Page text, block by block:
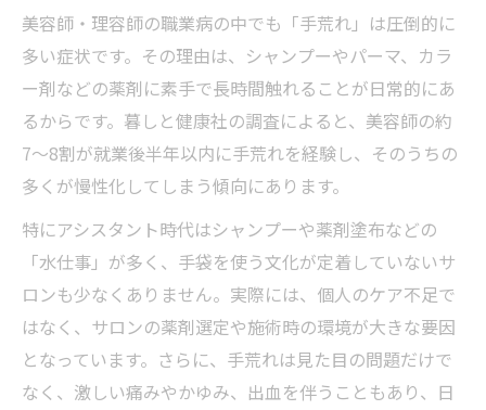
美容師・理容師の職業病の中でも「手荒れ」は圧倒的に
多い症状です。その理由は、シャンプーやパーマ、カラ
ー剤などの薬剤に素手で長時間触れることが日常的にあ
るからです。暮しと健康社の調査によると、美容師の約
7〜8割が就業後半年以内に手荒れを経験し、そのうちの
多くが慢性化してしまう傾向にあります。
特にアシスタント時代はシャンプーや薬剤塗布などの
「水仕事」が多く、手袋を使う文化が定着していないサ
ロンも少なくありません。実際には、個人のケア不足で
はなく、サロンの薬剤選定や施術時の環境が大きな要因
となっています。さらに、手荒れは見た目の問題だけで
なく、激しい痛みやかゆみ、出血を伴うこともあり、日